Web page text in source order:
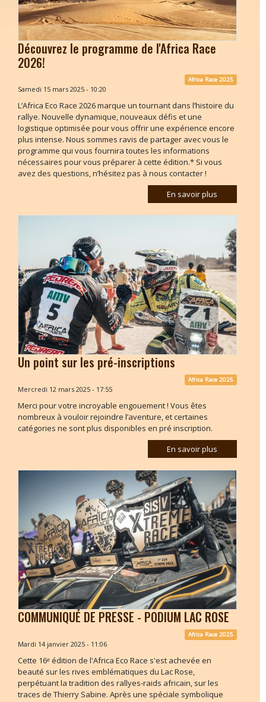
Découvrez le programme de l'Africa Race
2026!
Africa Race 2025
Samedi 15 mars 2025 - 10:20
L’Africa Eco Race 2026 marque un tournant dans l’histoire du
rallye. Nouvelle dynamique, nouveaux défis et une
logistique optimisée pour vous offrir une expérience encore
plus intense. Nous sommes ravis de partager avec vous le
programme qui vous fournira toutes les informations
nécessaires pour vous préparer à cette édition.* Si vous
avez des questions, n’hésitez pas à nous contacter !
En savoir plus
Un point sur les pré-inscriptions
Africa Race 2025
Mercredi 12 mars 2025 - 17:55
Merci pour votre incroyable engouement ! Vous êtes
nombreux à vouloir rejoindre l’aventure, et certaines
catégories ne sont plus disponibles en pré inscription.
En savoir plus
COMMUNIQUÉ DE PRESSE - PODIUM LAC ROSE
Africa Race 2025
Mardi 14 janvier 2025 - 11:06
Cette 16ᵉ édition de l'Africa Eco Race s'est achevée en
beauté sur les rives emblématiques du Lac Rose,
perpétuant la tradition des rallyes-raids africain, sur les
traces de Thierry Sabine. Après une spéciale symbolique